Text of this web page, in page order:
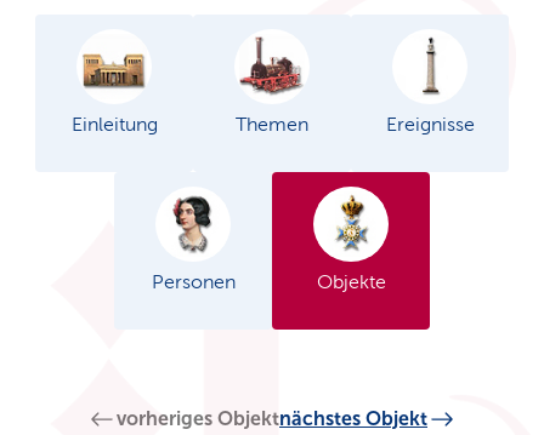
Einleitung Themen Ereignisse
Personen Objekte
vorheriges Objektnächstes Objekt